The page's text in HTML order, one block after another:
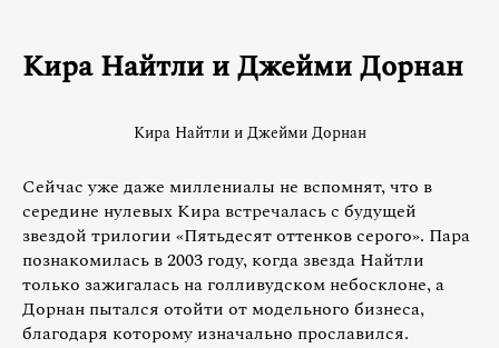
Кира Найтли и Джейми Дорнан
Кира Найтли и Джейми Дорнан
Сейчас уже даже миллениалы не вспомнят, что в
середине нулевых Кира встречалась с будущей
звездой трилогии «Пятьдесят оттенков серого». Пара
познакомилась в 2003 году, когда звезда Найтли
только зажигалась на голливудском небосклоне, а
Дорнан пытался отойти от модельного бизнеса,
благодаря которому изначально прославился.